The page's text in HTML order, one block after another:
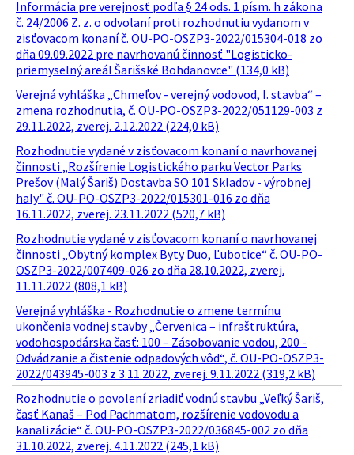
Informácia pre verejnosť podľa § 24 ods. 1 písm. h zákona
č. 24/2006 Z. z. o odvolaní proti rozhodnutiu vydanom v
zisťovacom konaní č. OU-PO-OSZP3-2022/015304-018 zo
dňa 09.09.2022 pre navrhovanú činnosť "Logisticko-
priemyselný areál Šarišské Bohdanovce" (134,0 kB)
Verejná vyhláška „Chmeľov - verejný vodovod, I. stavba“ –
zmena rozhodnutia, č. OU-PO-OSZP3-2022/051129-003 z
29.11.2022, zverej. 2.12.2022 (224,0 kB)
Rozhodnutie vydané v zisťovacom konaní o navrhovanej
činnosti „Rozšírenie Logistického parku Vector Parks
Prešov (Malý Šariš) Dostavba SO 101 Skladov - výrobnej
haly" č. OU-PO-OSZP3-2022/015301-016 zo dňa
16.11.2022, zverej. 23.11.2022 (520,7 kB)
Rozhodnutie vydané v zisťovacom konaní o navrhovanej
činnosti „Obytný komplex Byty Duo, Ľubotice“ č. OU-PO-
OSZP3-2022/007409-026 zo dňa 28.10.2022, zverej.
11.11.2022 (808,1 kB)
Verejná vyhláška - Rozhodnutie o zmene termínu
ukončenia vodnej stavby „Červenica – infraštruktúra,
vodohospodárska časť: 100 – Zásobovanie vodou, 200 -
Odvádzanie a čistenie odpadových vôd“, č. OU-PO-OSZP3-
2022/043945-003 z 3.11.2022, zverej. 9.11.2022 (319,2 kB)
Rozhodnutie o povolení zriadiť vodnú stavbu „Veľký Šariš,
časť Kanaš – Pod Pachmatom, rozšírenie vodovodu a
kanalizácie“ č. OU-PO-OSZP3-2022/036845-002 zo dňa
31.10.2022, zverej. 4.11.2022 (245,1 kB)